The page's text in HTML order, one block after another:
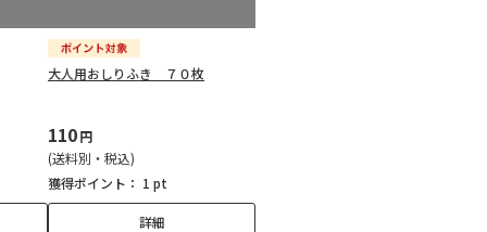
大人用おしりふき ７０枚
110円
(送料別・税込)
獲得ポイント： 1 pt
詳細